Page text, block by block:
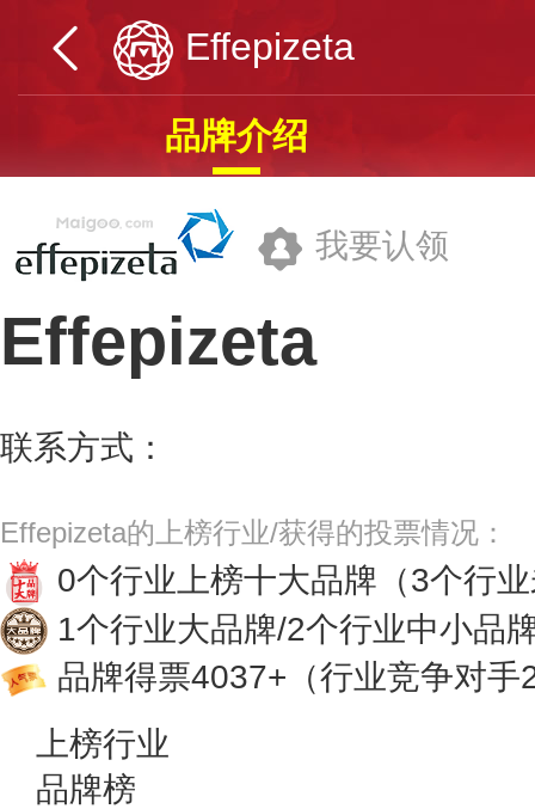
Effepizeta
品牌介绍
我要认领
Effepizeta
联系方式：
Effepizeta的上榜行业/获得的投票情况：
0个行业上榜十大品牌 （3个行
1个行业大品牌/2个行业中小品
品牌得票4037+ （行业竞争对
上榜行业
品牌榜